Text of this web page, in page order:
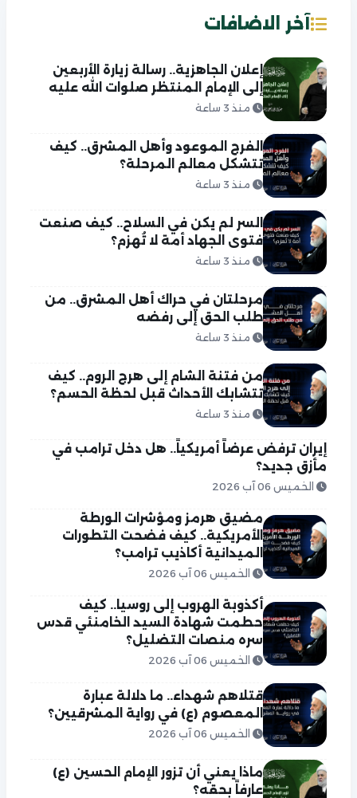
آخر الاضافات
إعلان الجاهزية.. رسالة زيارة الأربعين
إلى الإمام المنتظر صلوات الله عليه
منذ 3 ساعة
الفرج الموعود وأهل المشرق.. كيف
تتشكل معالم المرحلة؟
منذ 3 ساعة
السر لم يكن في السلاح.. كيف صنعت
فتوى الجهاد أمة لا تُهزم؟
منذ 3 ساعة
مرحلتان في حراك أهل المشرق.. من
طلب الحق إلى رفضه
منذ 3 ساعة
من فتنة الشام إلى هرج الروم.. كيف
تتشابك الأحداث قبل لحظة الحسم؟
منذ 3 ساعة
إيران ترفض عرضاً أمريكياً.. هل دخل ترامب في
مأزق جديد؟
الخميس 06 آب 2026
مضيق هرمز ومؤشرات الورطة
الأمريكية.. كيف فضحت التطورات
الميدانية أكاذيب ترامب؟
الخميس 06 آب 2026
أكذوبة الهروب إلى روسيا.. كيف
حطمت شهادة السيد الخامنئي قدس
سره منصات التضليل؟
الخميس 06 آب 2026
قتلاهم شهداء.. ما دلالة عبارة
المعصوم (ع) في رواية المشرقيين؟
الخميس 06 آب 2026
ماذا يعني أن تزور الإمام الحسين (ع)
عارفاً بحقه؟